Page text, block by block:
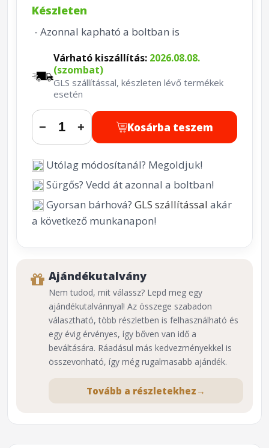
Készleten
- Azonnal kapható a boltban is
Várható kiszállítás: 2026.08.08.
(szombat)
GLS szállítással, készleten lévő termékek
esetén
− + Kosárba teszem
Utólag módosítanál? Megoldjuk!
Sürgős? Vedd át azonnal a boltban!
Gyorsan bárhová? GLS szállítással akár
a következő munkanapon!
Ajándékutalvány
Nem tudod, mit válassz? Lepd meg egy
ajándékutalvánnyal! Az összege szabadon
választható, több részletben is felhasználható és
egy évig érvényes, így bőven van idő a
beváltására. Ráadásul más kedvezményekkel is
összevonható, így még rugalmasabb ajándék.
Tovább a részletekhez →